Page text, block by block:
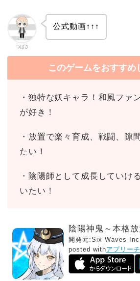
つばさ
公式動画↑↑↑
このゲームをおすすめ
・独特な妖キャラ！和風ファ
が好き！
・放置で楽々育成、戦闘、隙
たい！
・陰陽師として成長していけ
いたい！
陰陽神鬼～本格
開発元:Six Waves
posted withアプリーチ